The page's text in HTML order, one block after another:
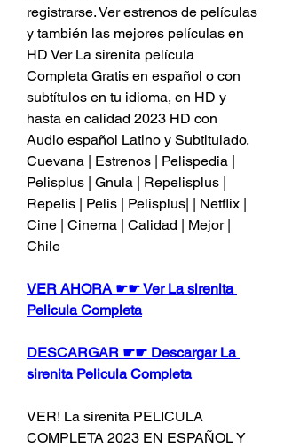
registrarse. Ver estrenos de películas
y también las mejores películas en
HD Ver La sirenita película
Completa Gratis en español o con
subtítulos en tu idioma, en HD y
hasta en calidad 2023 HD con
Audio español Latino y Subtitulado.
Cuevana | Estrenos | Pelispedia |
Pelisplus | Gnula | Repelisplus |
Repelis | Pelis | Pelisplus| | Netflix |
Cine | Cinema | Calidad | Mejor |
Chile
VER AHORA ☛☛ Ver La sirenita
Pelicula Completa
DESCARGAR ☛☛ Descargar La
sirenita Pelicula Completa
VER! La sirenita PELICULA
COMPLETA 2023 EN ESPAÑOL Y